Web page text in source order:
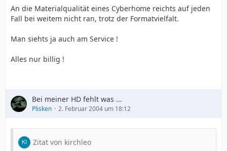
An die Materialqualität eines Cyberhome reichts auf jeden
Fall bei weitem nicht ran, trotz der Formatvielfalt.
Man siehts ja auch am Service !
Alles nur billig !
Bei meiner HD fehlt was ...
Plisken 2. Februar 2004 um 18:12
Zitat von kirchleo